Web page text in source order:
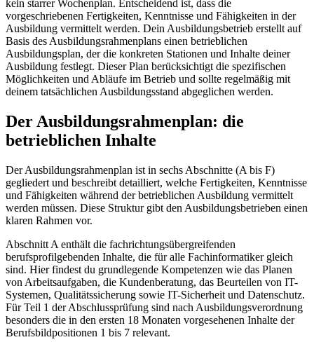
kein starrer Wochenplan. Entscheidend ist, dass die
vorgeschriebenen Fertigkeiten, Kenntnisse und Fähigkeiten in der
Ausbildung vermittelt werden. Dein Ausbildungsbetrieb erstellt auf
Basis des Ausbildungsrahmenplans einen betrieblichen
Ausbildungsplan, der die konkreten Stationen und Inhalte deiner
Ausbildung festlegt. Dieser Plan berücksichtigt die spezifischen
Möglichkeiten und Abläufe im Betrieb und sollte regelmäßig mit
deinem tatsächlichen Ausbildungsstand abgeglichen werden.
Der Ausbildungsrahmenplan: die
betrieblichen Inhalte
Der Ausbildungsrahmenplan ist in sechs Abschnitte (A bis F)
gegliedert und beschreibt detailliert, welche Fertigkeiten, Kenntnisse
und Fähigkeiten während der betrieblichen Ausbildung vermittelt
werden müssen. Diese Struktur gibt den Ausbildungsbetrieben einen
klaren Rahmen vor.
Abschnitt A enthält die fachrichtungsübergreifenden
berufsprofilgebenden Inhalte, die für alle Fachinformatiker gleich
sind. Hier findest du grundlegende Kompetenzen wie das Planen
von Arbeitsaufgaben, die Kundenberatung, das Beurteilen von IT-
Systemen, Qualitätssicherung sowie IT-Sicherheit und Datenschutz.
Für Teil 1 der Abschlussprüfung sind nach Ausbildungsverordnung
besonders die in den ersten 18 Monaten vorgesehenen Inhalte der
Berufsbildpositionen 1 bis 7 relevant.